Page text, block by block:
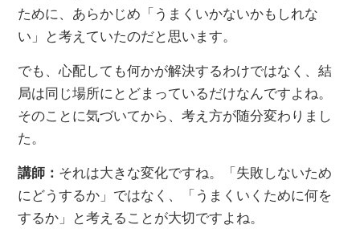
ために、あらかじめ「うまくいかないかもしれな
い」と考えていたのだと思います。
でも、心配しても何かが解決するわけではなく、結
局は同じ場所にとどまっているだけなんですよね。
そのことに気づいてから、考え方が随分変わりまし
た。
講師： それは大きな変化ですね。「失敗しないため
にどうするか」ではなく、「うまくいくために何を
するか」と考えることが大切ですよね。